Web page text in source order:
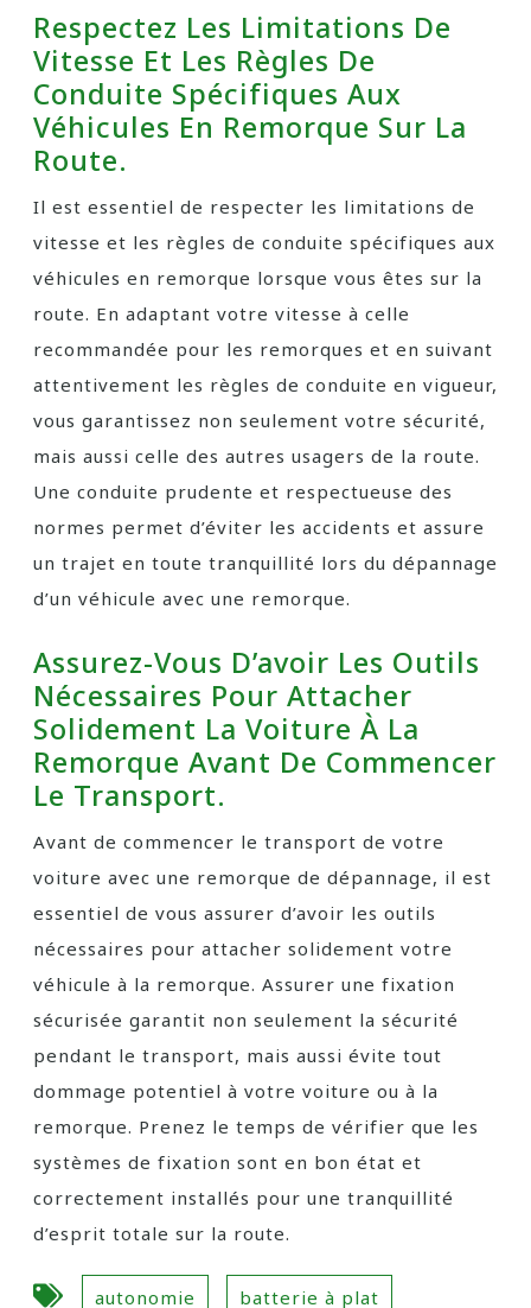
Respectez Les Limitations De
Vitesse Et Les Règles De
Conduite Spécifiques Aux
Véhicules En Remorque Sur La
Route.
Il est essentiel de respecter les limitations de
vitesse et les règles de conduite spécifiques aux
véhicules en remorque lorsque vous êtes sur la
route. En adaptant votre vitesse à celle
recommandée pour les remorques et en suivant
attentivement les règles de conduite en vigueur,
vous garantissez non seulement votre sécurité,
mais aussi celle des autres usagers de la route.
Une conduite prudente et respectueuse des
normes permet d’éviter les accidents et assure
un trajet en toute tranquillité lors du dépannage
d’un véhicule avec une remorque.
Assurez-Vous D’avoir Les Outils
Nécessaires Pour Attacher
Solidement La Voiture À La
Remorque Avant De Commencer
Le Transport.
Avant de commencer le transport de votre
voiture avec une remorque de dépannage, il est
essentiel de vous assurer d’avoir les outils
nécessaires pour attacher solidement votre
véhicule à la remorque. Assurer une fixation
sécurisée garantit non seulement la sécurité
pendant le transport, mais aussi évite tout
dommage potentiel à votre voiture ou à la
remorque. Prenez le temps de vérifier que les
systèmes de fixation sont en bon état et
correctement installés pour une tranquillité
d’esprit totale sur la route.
autonomie batterie à plat